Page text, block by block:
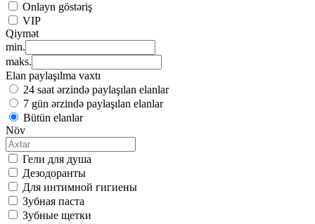
Onlayn göstəriş
VIP
Qiymət
min.
maks.
Elan paylaşılma vaxtı
24 saat ərzində paylaşılan elanlar
7 gün ərzində paylaşılan elanlar
Bütün elanlar
Növ
Гели для душа
Дезодоранты
Для интимной гигиены
Зубная паста
Зубные щетки